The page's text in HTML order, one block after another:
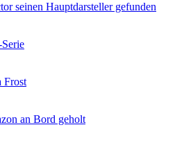
seinen Hauptdarsteller gefunden
Frost
an Bord geholt